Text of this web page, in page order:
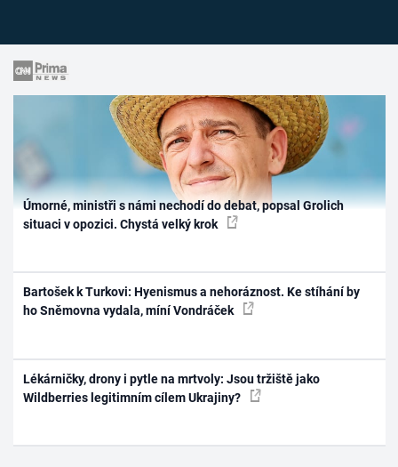
Úmorné, ministři s námi nechodí do debat, popsal Grolich
situaci v opozici. Chystá velký krok
Bartošek k Turkovi: Hyenismus a nehoráznost. Ke stíhání by
ho Sněmovna vydala, míní Vondráček
Lékárničky, drony i pytle na mrtvoly: Jsou tržiště jako
Wildberries legitimním cílem Ukrajiny?